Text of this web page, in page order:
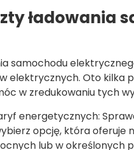
ładowania
samochodu
elektrycznych. Oto kilka
w zredukowaniu tych
energetycznych:
opcję, która oferuje
lub w określonych